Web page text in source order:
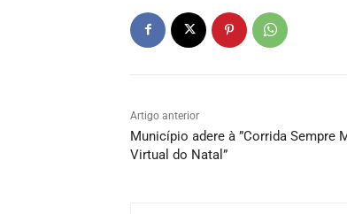
Artigo anterior
Município adere à ”Corrida Sempre
Virtual do Natal”